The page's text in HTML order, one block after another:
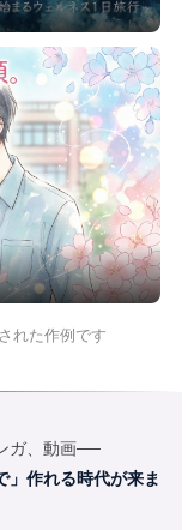
れた作例です
ガ、動画──
」作れる時代が来ま